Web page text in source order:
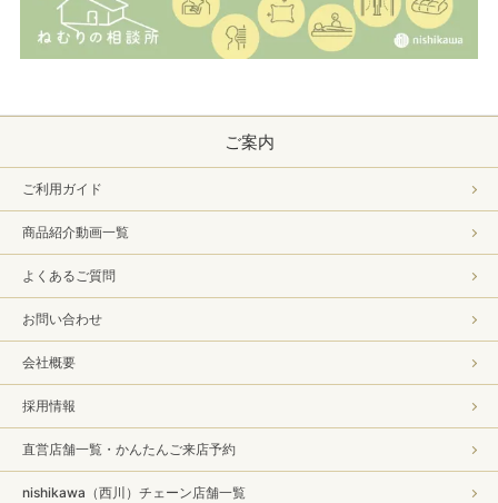
ご案内
ご利用ガイド
商品紹介動画一覧
よくあるご質問
お問い合わせ
会社概要
採用情報
直営店舗一覧・かんたんご来店予約
nishikawa（西川）チェーン店舗一覧